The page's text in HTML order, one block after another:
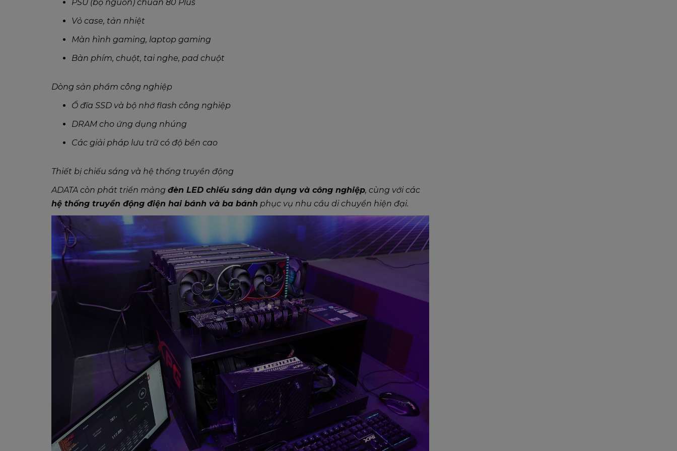
PSU (bộ nguồn) chuẩn 80 Plus
Vỏ case, tản nhiệt
Màn hình gaming, laptop gaming
Bàn phím, chuột, tai nghe, pad chuột
Dòng sản phẩm công nghiệp
Ổ đĩa SSD và bộ nhớ flash công nghiệp
DRAM cho ứng dụng nhúng
Các giải pháp lưu trữ có độ bền cao
Thiết bị chiếu sáng và hệ thống truyền động
ADATA còn phát triển mảng đèn LED chiếu sáng dân dụng và công nghiệp, cùng với các
hệ thống truyền động điện hai bánh và ba bánh phục vụ nhu cầu di chuyển hiện đại.